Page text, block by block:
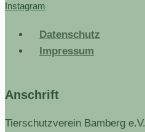
Instagram
Datenschutz
Impressum
Anschrift
Tierschutzverein Bamberg e.V.